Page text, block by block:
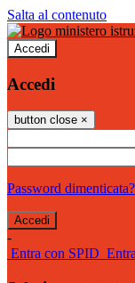
Salta al contenuto
Accedi
Accedi
button close ×
Password dimenticata?
-
Entra con SPID